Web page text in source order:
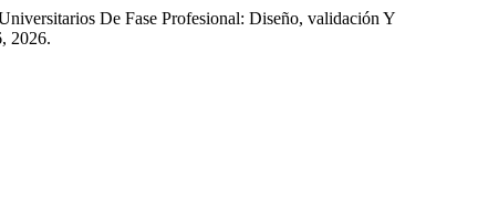
De Fase Profesional: Diseño, validación Y
2026.